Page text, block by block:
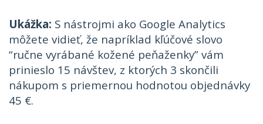
Ukážka: S nástrojmi ako Google Analytics
môžete vidieť, že napríklad kľúčové slovo
“ručne vyrábané kožené peňaženky” vám
prinieslo 15 návštev, z ktorých 3 skončili
nákupom s priemernou hodnotou objednávky
45 €.